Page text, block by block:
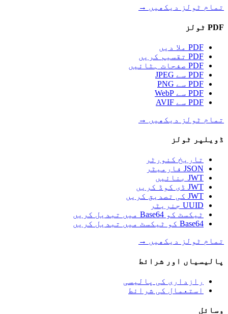
تمام ٹولز دیکھیں →
PDF ٹولز
PDF ملا دیں
PDF تقسیم کریں
PDF صفحات ہٹائیں
PDF سے JPEG
PDF سے PNG
PDF سے WebP
PDF سے AVIF
تمام ٹولز دیکھیں →
ڈویلپر ٹولز
تاریخ کنورٹر
JSON فارمیٹر
JWT بنائیں
JWT ڈی کوڈ کریں
JWT کی تصدیق کریں
UUID جنریٹر
ٹیکسٹ کو Base64 میں تبدیل کریں
Base64 کو ٹیکسٹ میں تبدیل کریں
تمام ٹولز دیکھیں →
پالیسیاں اور شرائط
رازداری کی پالیسی
استعمال کی شرائط
وسائل